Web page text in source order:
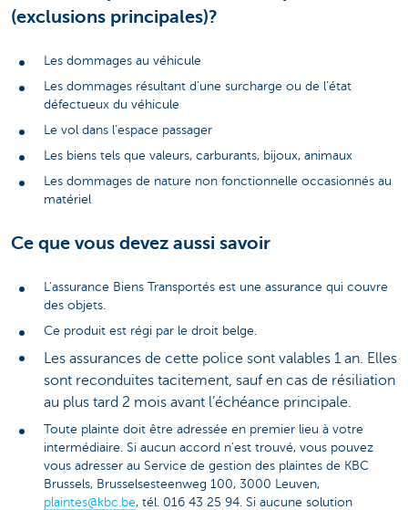
(exclusions principales)?
Les dommages au véhicule
Les dommages résultant d’une surcharge ou de l’état
défectueux du véhicule
Le vol dans l’espace passager
Les biens tels que valeurs, carburants, bijoux, animaux
Les dommages de nature non fonctionnelle occasionnés au
matériel
Ce que vous devez aussi savoir
L’assurance Biens Transportés est une assurance qui couvre
des objets.
Ce produit est régi par le droit belge.
Les assurances de cette police sont valables 1 an. Elles
sont reconduites tacitement, sauf en cas de résiliation
au plus tard 2 mois avant l’échéance principale.
Toute plainte doit être adressée en premier lieu à votre
intermédiaire. Si aucun accord n’est trouvé, vous pouvez
vous adresser au Service de gestion des plaintes de KBC
Brussels, Brusselsesteenweg 100, 3000 Leuven,
plaintes@kbc.be, tél. 016 43 25 94. Si aucune solution